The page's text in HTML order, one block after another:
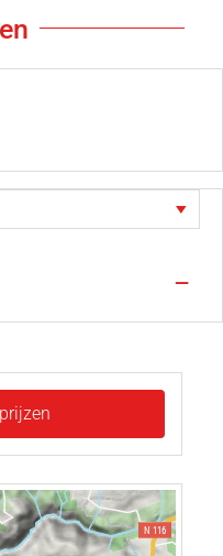
—